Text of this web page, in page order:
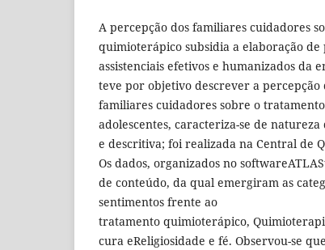
A percepção dos familiares cuidadores
quimioterápico subsidia a elaboração de
assistenciais efetivos e humanizados da
teve por objetivo descrever a percepção
familiares cuidadores sobre o
adolescentes, caracteriza-se de
e descritiva; foi realizada na Central de
Os dados, organizados no
de conteúdo, da qual emergiram as
sentimentos frente ao
tratamento quimioterápico,
cura eReligiosidade e fé. Observou-se